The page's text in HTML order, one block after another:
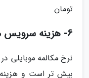
تومان
6- هزینه سرویس موبایل در تایلند
نرخ مکالمه موبایلی
بیش تر است و هزینه